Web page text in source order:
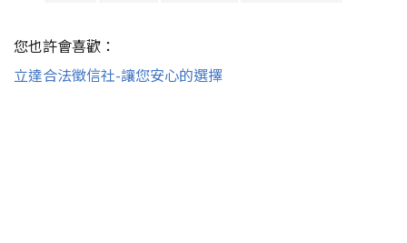
您也許會喜歡：
立達合法徵信社-讓您安心的選擇